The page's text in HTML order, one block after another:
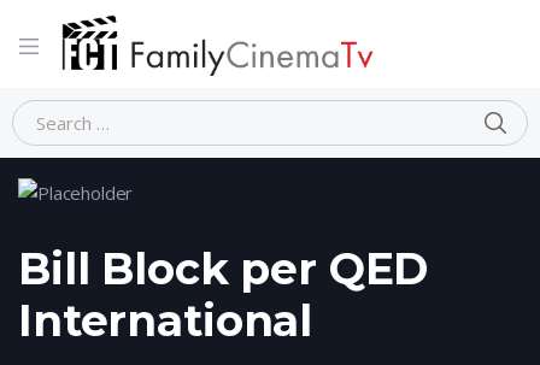
Home Person Bill Block per QED International
Bill Block per QED
International